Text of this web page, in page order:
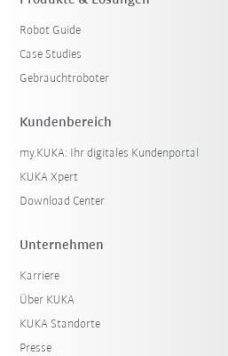
Robot Guide
Case Studies
Gebrauchtroboter
Kundenbereich
my.KUKA: Ihr digitales Kundenportal
KUKA Xpert
Download Center
Unternehmen
Karriere
Über KUKA
KUKA Standorte
Presse